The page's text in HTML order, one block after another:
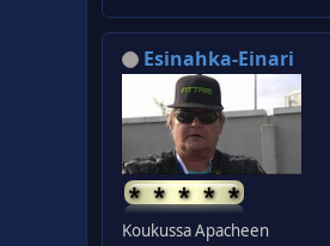
Esinahka-Einari
Koukussa Apacheen